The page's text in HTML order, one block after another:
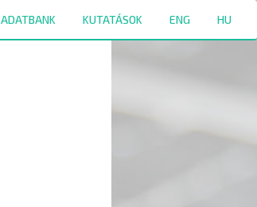
ADATBANK KUTATÁSOK ENG HU